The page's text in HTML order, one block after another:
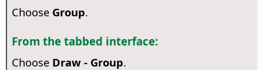
Choose Group.
From the tabbed interface:
Choose Draw - Group.